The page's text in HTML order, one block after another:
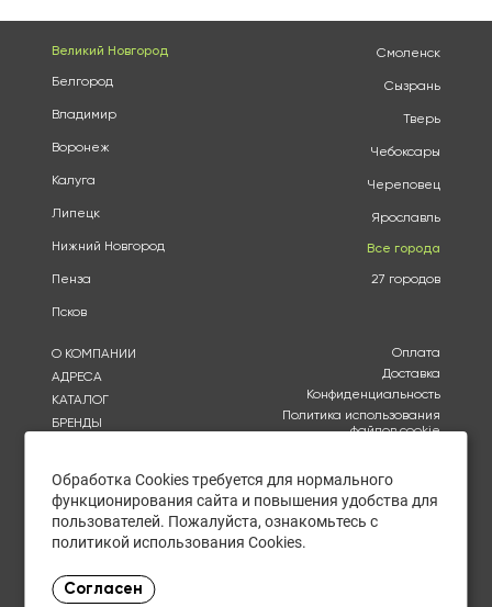
Великий Новгород
Белгород
Владимир
Воронеж
Калуга
Липецк
Нижний Новгород
Пенза
Псков
Смоленск
Сызрань
Тверь
Чебоксары
Череповец
Ярославль
Все города
27 городов
О КОМПАНИИ
АДРЕСА
КАТАЛОГ
БРЕНДЫ
ОТЗЫВЫ
КОНТАКТЫ
Оплата
Доставка
Конфиденциальность
Политика использования
файлов cookie
Политика в отношении
Обработка Cookies требуется для нормального
функционирования сайта и повышения удобства для
пользователей. Пожалуйста, ознакомьтесь с
политикой использования Cookies.
Согласен